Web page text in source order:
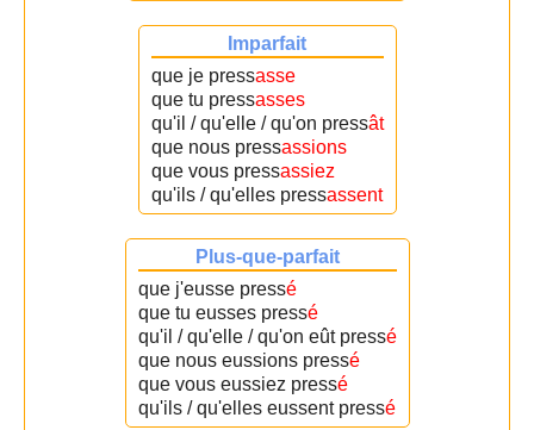
Imparfait
que je pressasse
que tu pressasses
qu'il / qu'elle / qu'on pressât
que nous pressassions
que vous pressassiez
qu'ils / qu'elles pressassent
Plus-que-parfait
que j'eusse pressé
que tu eusses pressé
qu'il / qu'elle / qu'on eût pressé
que nous eussions pressé
que vous eussiez pressé
qu'ils / qu'elles eussent pressé